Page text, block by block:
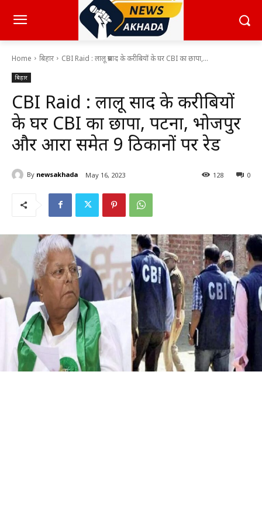
Home बिहार CBI Raid : लालू प्रसाद के करीबियों के घर CBI का छापा,...
बिहार
CBI Raid : लालू प्रसाद के करीबियों
के घर CBI का छापा, पटना, भोजपुर
और आरा समेत 9 ठिकानों पर रेड
By newsakhada May 16, 2023 0
128